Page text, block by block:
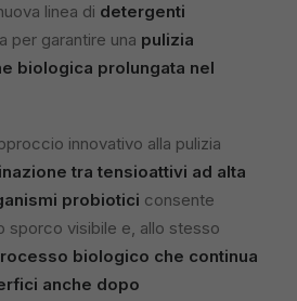
linea di detergenti
per garantire una pulizia
biologica prolungata nel
innovativo alla pulizia
tra tensioattivi ad alta
probiotici consente
sporco visibile e, allo stesso
biologico che continua
anche dopo